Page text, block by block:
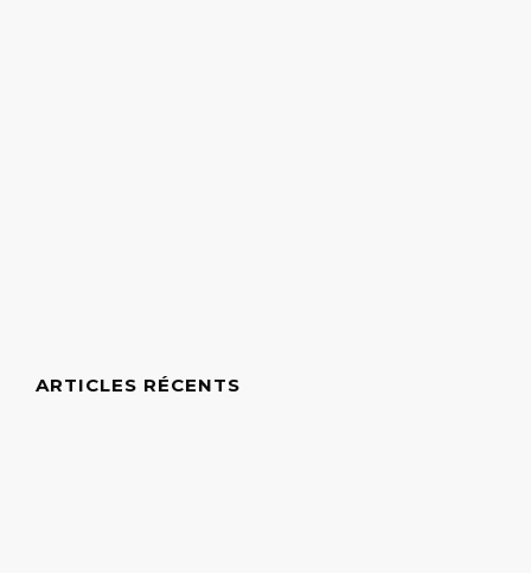
ARTICLES RÉCENTS